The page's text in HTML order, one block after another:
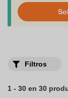
Filtros
1 - 30 en 30